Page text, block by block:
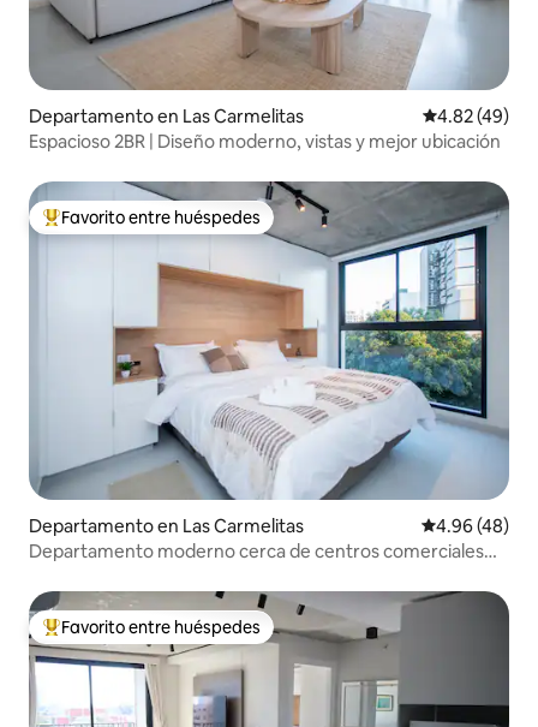
Departamento en Las Carmelitas Calificación
4.82 (49)
Espacioso 2BR | Diseño moderno, vistas y mejor ubicación
De los mejores en Favorito entre huéspedes
Favorito entre huéspedes
Departamento en Las Carmelitas Calificación
4.96 (48)
Departamento moderno cerca de centros comerciales
De los mejores en Favorito entre huéspedes
Favorito entre huéspedes